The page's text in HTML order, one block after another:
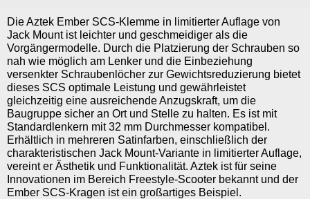
Die Aztek Ember SCS-Klemme in limitierter Auflage von
Jack Mount ist leichter und geschmeidiger als die
Vorgängermodelle. Durch die Platzierung der Schrauben so
nah wie möglich am Lenker und die Einbeziehung
versenkter Schraubenlöcher zur Gewichtsreduzierung bietet
dieses SCS optimale Leistung und gewährleistet
gleichzeitig eine ausreichende Anzugskraft, um die
Baugruppe sicher an Ort und Stelle zu halten. Es ist mit
Standardlenkern mit 32 mm Durchmesser kompatibel.
Erhältlich in mehreren Satinfarben, einschließlich der
charakteristischen Jack Mount-Variante in limitierter Auflage,
vereint er Ästhetik und Funktionalität. Aztek ist für seine
Innovationen im Bereich Freestyle-Scooter bekannt und der
Ember SCS-Kragen ist ein großartiges Beispiel.